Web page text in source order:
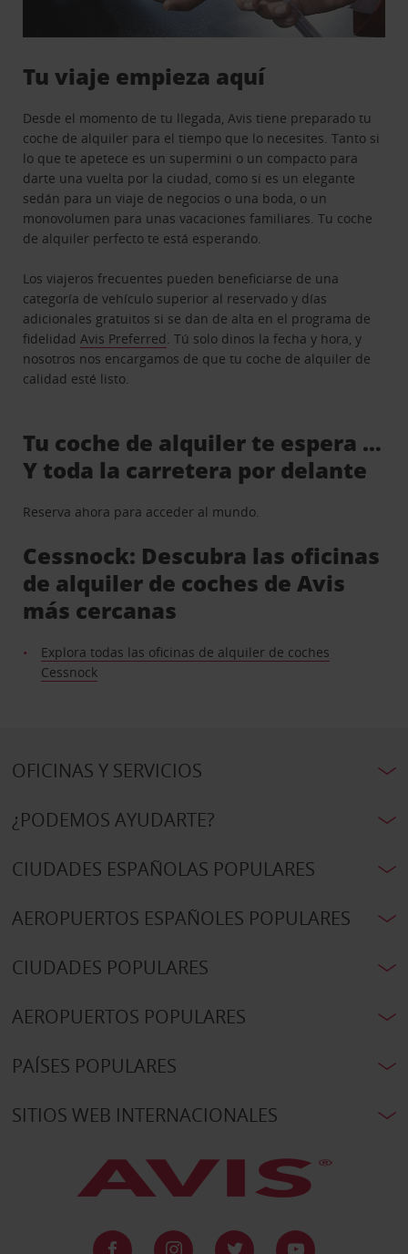
Tu viaje empieza aquí
Desde el momento de tu llegada, Avis tiene preparado tu
coche de alquiler para el tiempo que lo necesites. Tanto si
lo que te apetece es un supermini o un compacto para
darte una vuelta por la ciudad, como si es un elegante
sedán para un viaje de negocios o una boda, o un
monovolumen para unas vacaciones familiares. Tu coche
de alquiler perfecto te está esperando.
Los viajeros frecuentes pueden beneficiarse de una
categoría de vehículo superior al reservado y días
adicionales gratuitos si se dan de alta en el programa de
fidelidadAvis Preferred. Tú solo dinos la fecha y hora, y
nosotros nos encargamos de que tu coche de alquiler de
calidad esté listo.
Tu coche de alquiler te espera …
Y toda la carretera por delante
Reserva ahora para acceder al mundo.
Cessnock: Descubra las oficinas
de alquiler de coches de Avis
más cercanas
Explora todas las oficinas de alquiler de coches
Cessnock
OFICINAS Y SERVICIOS
¿PODEMOS AYUDARTE?
CIUDADES ESPAÑOLAS POPULARES
AEROPUERTOS ESPAÑOLES POPULARES
CIUDADES POPULARES
AEROPUERTOS POPULARES
PAÍSES POPULARES
SITIOS WEB INTERNACIONALES